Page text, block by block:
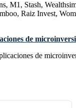
M1, Stash,
Raiz Invest,
de
de